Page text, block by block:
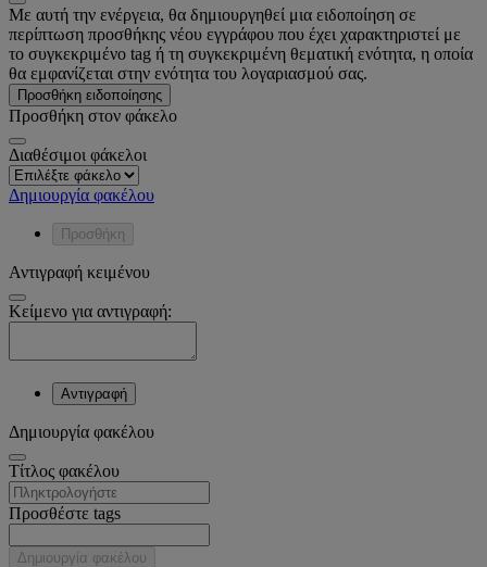
Με αυτή την ενέργεια, θα δημιουργηθεί μια ειδοποίηση σε
περίπτωση προσθήκης νέου εγγράφου που έχει χαρακτηριστεί με
το συγκεκριμένο tag ή τη συγκεκριμένη θεματική ενότητα, η οποία
θα εμφανίζεται στην ενότητα του λογαριασμού σας.
Προσθήκη ειδοποίησης
Προσθήκη στον φάκελο
Διαθέσιμοι φάκελοι
Δημιουργία φακέλου
Προσθήκη
Αντιγραφή κειμένου
Κείμενο για αντιγραφή:
Αντιγραφή
Δημιουργία φακέλου
Tίτλος φακέλου
Προσθέστε tags
Δημιουργία φακέλου